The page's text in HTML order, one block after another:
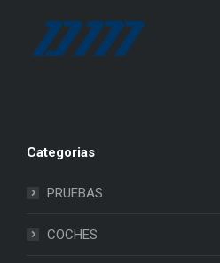
Categorias
PRUEBAS
COCHES